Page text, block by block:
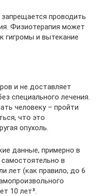
проводить
Физиотерапия может
гигромы и вытекание
и не доставляет
специального лечения.
человеку – пройти
что это
опухоль.
данные, примерно в
самостоятельно в
лет (как правило, до 6
10 лет³.